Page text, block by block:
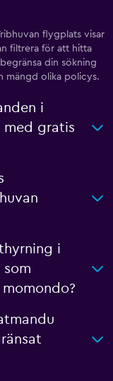
flygplats visar
filtrera för att hitta
din sökning
mängd olika policys.
i
med gratis
i
som